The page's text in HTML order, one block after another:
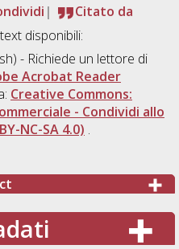
Citato da
disponibili:
- Richiede un lettore di
Acrobat Reader
Creative Commons:
- Condividi allo
NC-SA 4.0) .